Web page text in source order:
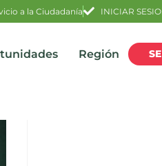
a la Ciudadanía INICIAR
Región